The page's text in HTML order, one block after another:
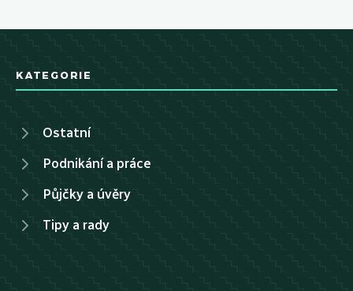
KATEGORIE
Ostatní
Podnikání a práce
Půjčky a úvěry
Tipy a rady